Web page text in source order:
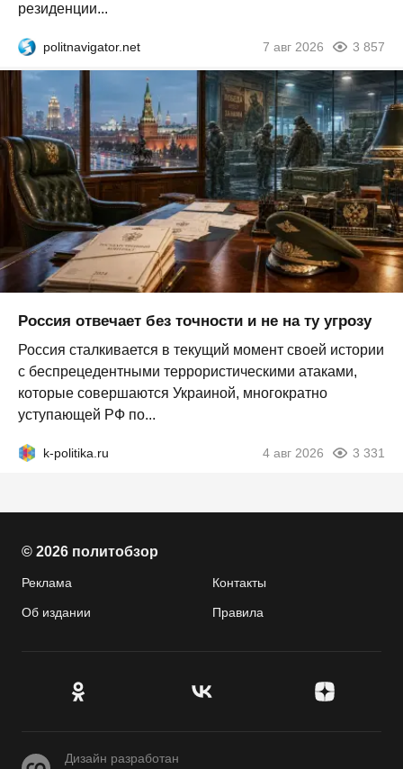
резиденции...
politnavigator.net 7 авг 2026 3 857
Россия отвечает без точности и не на ту угрозу
Россия сталкивается в текущий момент своей истории
с беспрецедентными террористическими атаками,
которые совершаются Украиной, многократно
уступающей РФ по...
k-politika.ru 4 авг 2026 3 331
© 2026 политобзор
Реклама Контакты
Об издании Правила